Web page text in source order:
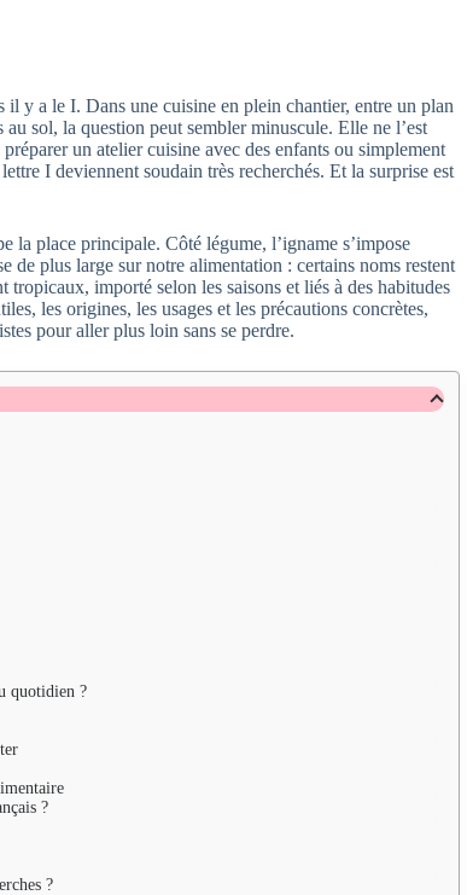
y a le I. Dans une cuisine en plein chantier, entre un plan
sol, la question peut sembler minuscule. Elle ne l’est
un atelier cuisine avec des enfants ou simplement
I deviennent soudain très recherchés. Et la surprise est
la place principale. Côté légume, l’igname s’impose
de plus large sur notre alimentation : certains noms restent
tropicaux, importé selon les saisons et liés à des habitudes
les origines, les usages et les précautions concrètes,
pour aller plus loin sans se perdre.
quotidien ?
?
?